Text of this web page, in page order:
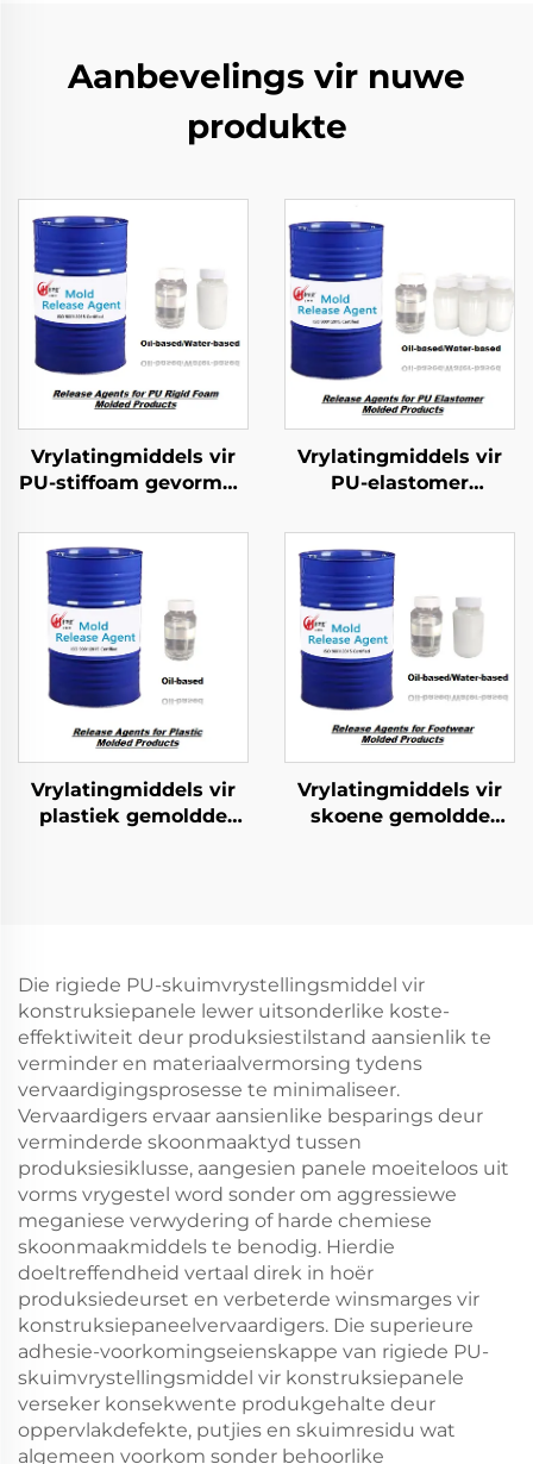
Aanbevelings vir nuwe
produkte
Vrylatingmiddels vir
PU-stiffoam gevormde
Vrylatingmiddels vir
PU-elastomer
Vrylatingmiddels vir
plastiek gemoldde
Vrylatingmiddels vir
skoene gemoldde
Die rigiede PU-skuimvrystellingsmiddel vir
konstruksiepanele lewer uitsonderlike koste-
effektiwiteit deur produksiestilstand aansienlik te
verminder en materiaalvermorsing tydens
vervaardigingsprosesse te minimaliseer.
Vervaardigers ervaar aansienlike besparings deur
verminderde skoonmaaktyd tussen
produksiesiklusse, aangesien panele moeiteloos uit
vorms vrygestel word sonder om aggressiewe
meganiese verwydering of harde chemiese
skoonmaakmiddels te benodig. Hierdie
doeltreffendheid vertaal direk in hoër
produksiedeurset en verbeterde winsmarges vir
konstruksiepaneelvervaardigers. Die superieure
adhesie-voorkomingseienskappe van rigiede PU-
skuimvrystellingsmiddel vir konstruksiepanele
verseker konsekwente produkgehalte deur
oppervlakdefekte, putjies en skuimresidu wat
algemeen voorkom sonder behoorlike